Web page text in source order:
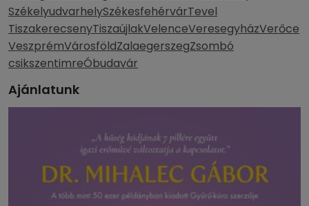
SzékelyudvarhelySzékesfehérvárTevel
TiszakerecsenyTiszaújlakVelenceVeresegyházVerőce
VeszprémVárosföldZalaegerszegZsombó
csikszentimreÓbudavár
Ajánlatunk